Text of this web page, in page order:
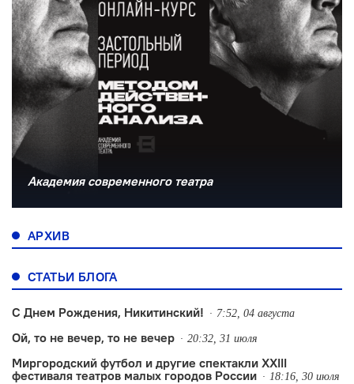
Академия современного театра
АРХИВ
СТАТЬИ БЛОГА
С Днем Рождения, Никитинский! 7:52, 04 августа
Ой, то не вечер, то не вечер 20:32, 31 июля
Миргородский футбол и другие спектакли XXIII
фестиваля театров малых городов России
18:16, 30 июля